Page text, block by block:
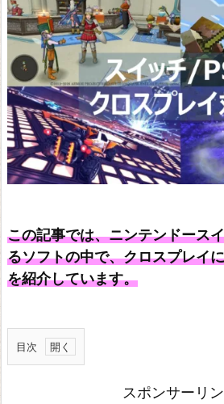
この記事では、ニンテンドース
るソフトの中で、クロスプレイ
を紹介しています。
目次
ク
スポンサーリ